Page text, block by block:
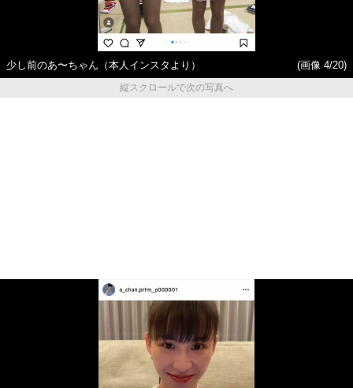
少し前のあ〜ちゃん（本人インスタより）
(画像 4/20)
縦スクロールで次の写真へ